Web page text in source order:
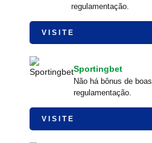
regulamentação.
VISITE
Sportingbet
Não há bônus de
regulamentação.
VISITE